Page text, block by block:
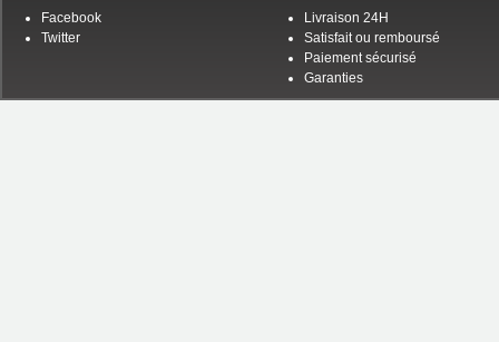
Facebook
Twitter
Livraison 24H
Satisfait ou remboursé
Paiement sécurisé
Garanties